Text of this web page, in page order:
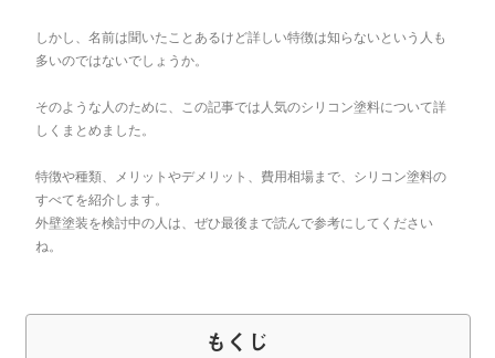
しかし、名前は聞いたことあるけど詳しい特徴は知らないという人も
多いのではないでしょうか。
そのような人のために、この記事では人気のシリコン塗料について詳
しくまとめました。
特徴や種類、メリットやデメリット、費用相場まで、シリコン塗料の
すべてを紹介します。
外壁塗装を検討中の人は、ぜひ最後まで読んで参考にしてください
ね。
もくじ